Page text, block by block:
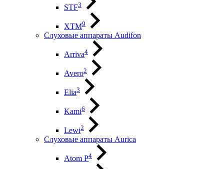
STF3
XTM9
Слуховые аппараты Audifon
Arriva4
Avero2
Elia3
Kami6
Lewi2
Слуховые аппараты Aurica
Atom P4